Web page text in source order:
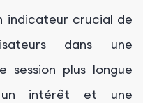
indicateur crucial de
dans une
session plus longue
un intérêt et une